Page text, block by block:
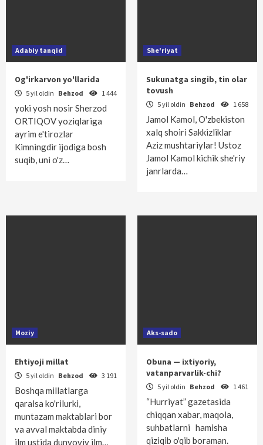
Adabiy tanqid
Og'irkarvon yo'llarida
5 yil oldin Behzod 1 444
yoki yosh nosir Sherzod
ORTIQOV yoziqlariga
ayrim e'tirozlar
Kimningdir ijodiga bosh
suqib, uni o'z…
She'riyat
Sukunatga singib, tin olar
tovush
5 yil oldin Behzod 1 658
Jamol Kamol, O'zbekiston
xalq shoiri Sakkizliklar
Aziz mushtariylar! Ustoz
Jamol Kamol kichik she'riy
janrlarda…
Moziy
Ehtiyoji millat
5 yil oldin Behzod 3 191
Boshqa millatlarga
qaralsa ko'rilurki,
muntazam maktablari bor
va avval maktabda diniy
ilm ustida dunyoviy ilm…
Aks-sado
Obuna — ixtiyoriy,
vatanparvarlik-chi?
5 yil oldin Behzod 1 461
“Hurriyat” gazetasida
chiqqan xabar, maqola,
suhbatlarni hamisha
qiziqib o'qib boraman.